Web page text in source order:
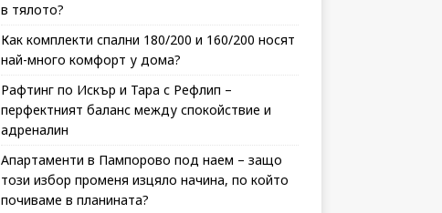
в тялото?
Как комплекти спални 180/200 и 160/200 носят
най-много комфорт у дома?
Рафтинг по Искър и Тара с Рефлип –
перфектният баланс между спокойствие и
адреналин
Апартаменти в Пампорово под наем – защо
този избор променя изцяло начина, по който
почиваме в планината?